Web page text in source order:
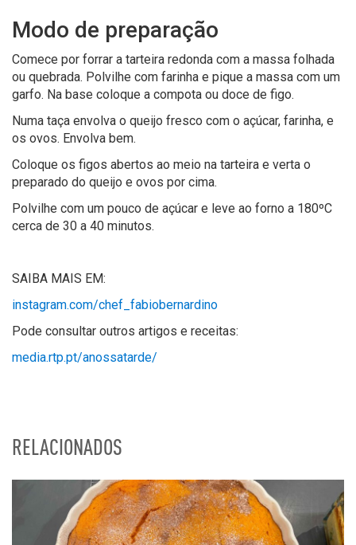
Modo de preparação
Comece por forrar a tarteira redonda com a massa folhada
ou quebrada. Polvilhe com farinha e pique a massa com um
garfo. Na base coloque a compota ou doce de figo.
Numa taça envolva o queijo fresco com o açúcar, farinha, e
os ovos. Envolva bem.
Coloque os figos abertos ao meio na tarteira e verta o
preparado do queijo e ovos por cima.
Polvilhe com um pouco de açúcar e leve ao forno a 180ºC
cerca de 30 a 40 minutos.
SAIBA MAIS EM:
instagram.com/chef_fabiobernardino
Pode consultar outros artigos e receitas:
media.rtp.pt/anossatarde/
RELACIONADOS